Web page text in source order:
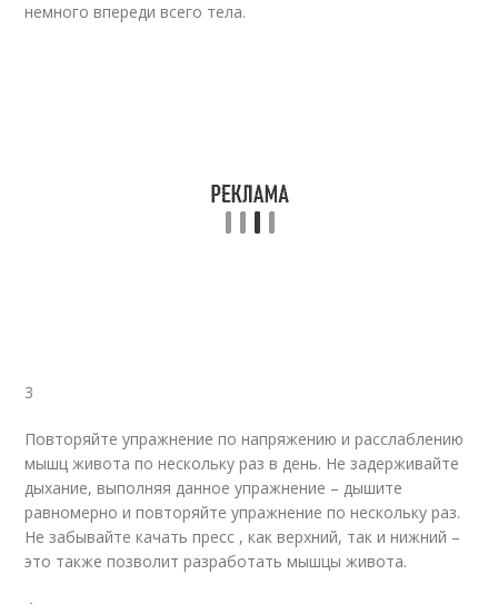
немного впереди всего тела.
3
Повторяйте упражнение по напряжению и расслаблению
мышц живота по нескольку раз в день. Не задерживайте
дыхание, выполняя данное упражнение – дышите
равномерно и повторяйте упражнение по нескольку раз.
Не забывайте качать пресс , как верхний, так и нижний –
это также позволит разработать мышцы живота.